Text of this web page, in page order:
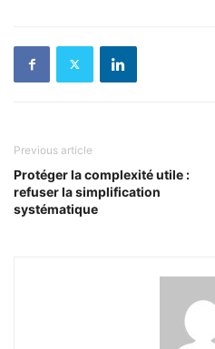
Previous article
Protéger la complexité utile :
refuser la simplification
systématique